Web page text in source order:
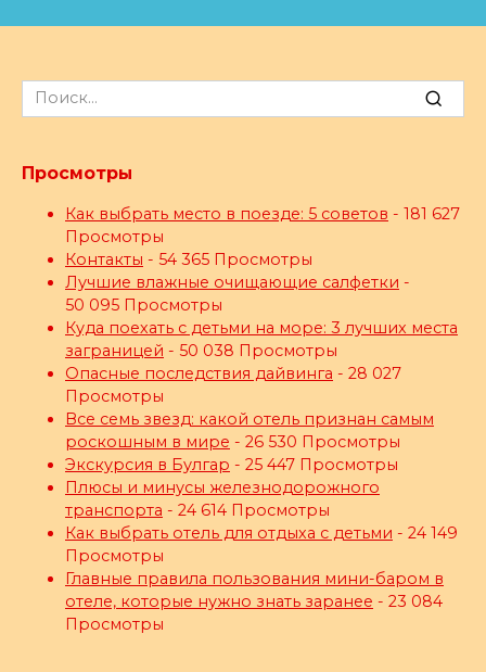
Search
for:
Просмотры
Как выбрать место в поезде: 5 советов - 181 627
Просмотры
Контакты - 54 365 Просмотры
Лучшие влажные очищающие салфетки -
50 095 Просмотры
Куда поехать с детьми на море: 3 лучших места
заграницей - 50 038 Просмотры
Опасные последствия дайвинга - 28 027
Просмотры
Все семь звезд: какой отель признан самым
роскошным в мире - 26 530 Просмотры
Экскурсия в Булгар - 25 447 Просмотры
Плюсы и минусы железнодорожного
транспорта - 24 614 Просмотры
Как выбрать отель для отдыха с детьми - 24 149
Просмотры
Главные правила пользования мини-баром в
отеле, которые нужно знать заранее - 23 084
Просмотры